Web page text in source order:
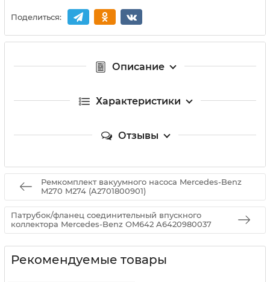
Поделиться:
Описание
Характеристики
Отзывы
Ремкомплект вакуумного насоса Mercedes-Benz
M270 M274 (A2701800901)
Патрубок/фланец соединительный впускного
коллектора Mercedes-Benz OM642 A6420980037
Рекомендуемые товары